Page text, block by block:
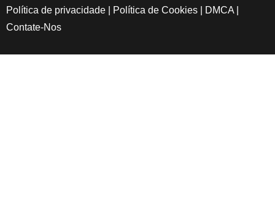
Política de privacidade
Política de Cookies DMCA
Contate-Nos